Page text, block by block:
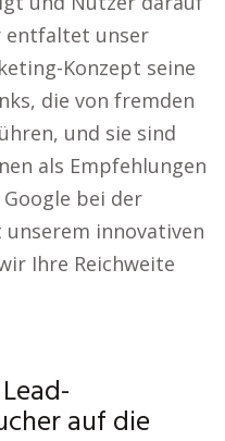
entfaltet unser
Konzept seine
die von fremden
und sie sind
als Empfehlungen
bei der
innovativen
Ihre Reichweite
auf die